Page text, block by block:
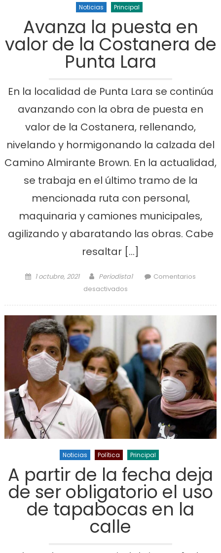
Noticias Principal
Avanza la puesta en
valor de la Costanera de
Punta Lara
En la localidad de Punta Lara se continúa
avanzando con la obra de puesta en
valor de la Costanera, rellenando,
nivelando y hormigonando la calzada del
Camino Almirante Brown. En la actualidad,
se trabaja en el último tramo de la
mencionada ruta con personal,
maquinaria y camiones municipales,
agilizando y abaratando las obras. Cabe
resaltar […]
Posted on
1 octubre, 2021 Author
Periodista1
Comentarios
desactivados
Noticias Política Principal
A partir de la fecha deja
de ser obligatorio el uso
de tapabocas en la
calle